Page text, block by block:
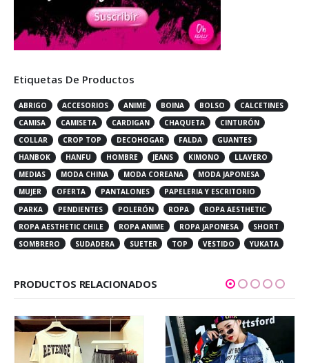
Etiquetas De Productos
ABRIGO ACCESORIOS ANIME BOINA BOLSO
CALCETINES
CAMISA
CAMISETA CARDIGAN CHAQUETA
CINTURÓN
COLLAR
CROP TOP DECOHOGAR FALDA
GUANTES
HANBOK
HANFU HOMBRE JEANS KIMONO
LLAVERO
MEDIAS
MODA CHINA MODA COREANA
MODA JAPONESA
MUJER
OFERTA PANTALONES
PAPELERIA Y ESCRITORIO
PARKA
PENDIENTES POLERÓN ROPA
ROPA AESTHETIC
ROPA AESTHETIC CHILE
ROPA ANIME ROPA JAPONESA
SHORT
SOMBRERO
SUDADERA SUETER TOP VESTIDO YUKATA
PRODUCTOS RELACIONADOS